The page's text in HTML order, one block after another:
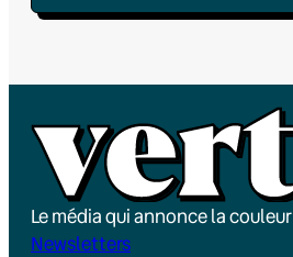
Le média qui annonce la couleur
Newsletters